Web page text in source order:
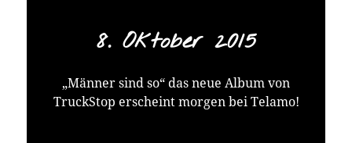
8. Oktober 2015
„Männer sind so“ das neue Album von
TruckStop erscheint morgen bei Telamo!